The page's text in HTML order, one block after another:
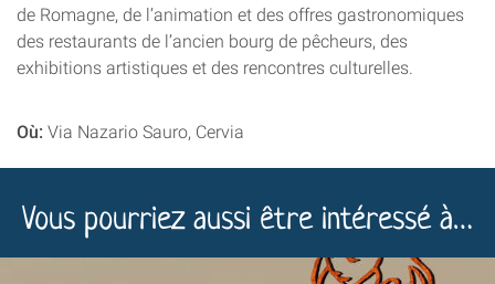
de Romagne, de l’animation et des offres gastronomiques
des restaurants de l’ancien bourg de pêcheurs, des
exhibitions artistiques et des rencontres culturelles.
Où: Via Nazario Sauro, Cervia
Vous pourriez aussi être intéressé à…